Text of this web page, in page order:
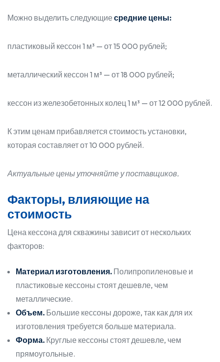
Можно выделить следующиесредние цены:
пластиковый кессон 1 м³ — от 15 000 рублей;
металлический кессон 1 м³ — от 18 000 рублей;
кессон из железобетонных колец 1 м³ — от 12 000 рублей.
К этим ценам прибавляется стоимость установки,
которая составляет от 10 000 рублей.
Актуальные цены уточняйте у поставщиков.
Факторы, влияющие на
стоимость
Цена кессона для скважины зависит от нескольких
факторов:
Материал изготовления. Полипропиленовые и
пластиковые кессоны стоят дешевле, чем
металлические.
Объем. Большие кессоны дороже, так как для их
изготовления требуется больше материала.
Форма. Круглые кессоны стоят дешевле, чем
прямоугольные.